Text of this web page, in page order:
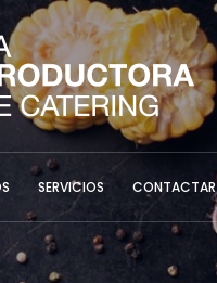
SERVICIOS CONTACTAR